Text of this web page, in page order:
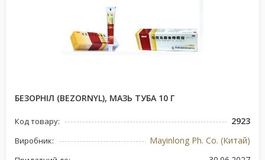
БЕЗОРНІЛ (BEZORNYL), МАЗЬ ТУБА 10 Г
Код товару: 2923
Виробник: Mayinlong Ph. Co. (Китай)